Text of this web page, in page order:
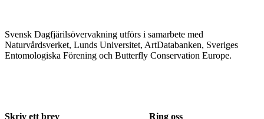
Svensk Dagfjärilsövervakning utförs i samarbete med
Naturvårdsverket, Lunds Universitet, ArtDatabanken, Sveriges
Entomologiska Förening och Butterfly Conservation Europe.
Skriv ett brev Ring oss